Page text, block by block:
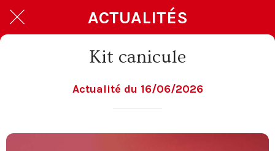
ACTUALITÉS
Kit canicule
Actualité du 16/06/2026